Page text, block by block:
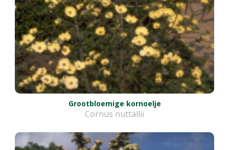
Grootbloemige kornoelje
Cornus nuttallii